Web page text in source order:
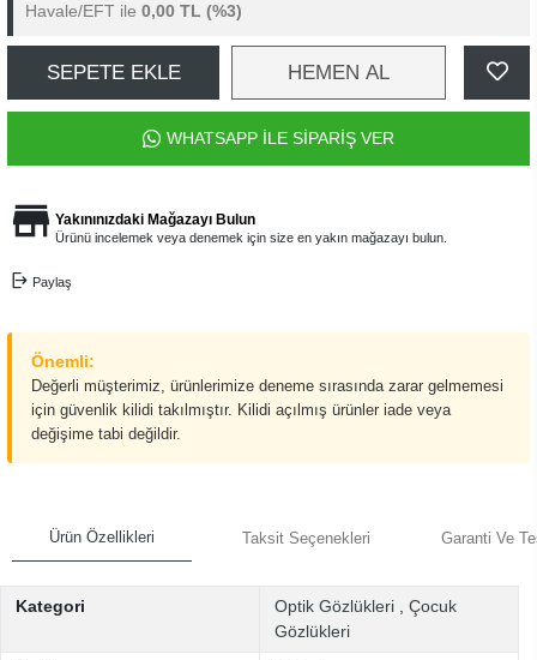
Havale/EFT ile 0,00 TL (%3)
SEPETE EKLE HEMEN AL
WHATSAPP İLE SİPARİŞ VER
Yakınınızdaki Mağazayı Bulun
Ürünü incelemek veya denemek için size en yakın mağazayı bulun.
Paylaş
Önemli:
Değerli müşterimiz, ürünlerimize deneme sırasında zarar gelmemesi
için güvenlik kilidi takılmıştır. Kilidi açılmış ürünler iade veya
değişime tabi değildir.
Ürün Özellikleri Taksit Seçenekleri Garanti Ve
Kategori Optik Gözlükleri
Çocuk
Gözlükleri